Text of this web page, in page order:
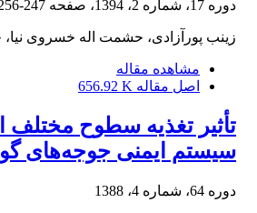
دوره 17، شماره 2، 1394، صفحه 247-256
زینب پورآزادی، حشمت اله خسروی
مشاهده مقاله
اصل مقاله 656.92 K
تأثیر تغذیه سطوح
سیستم ایمنی جوجه‌های
دوره 64، شماره 4، 1388